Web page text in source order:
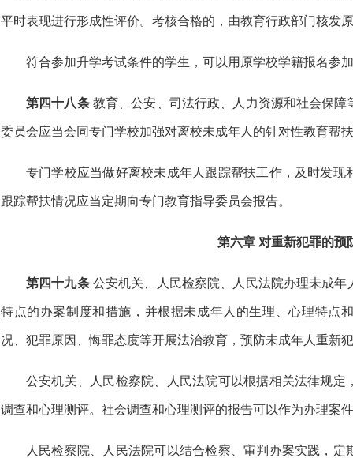
平时表现进行形成性评价。考核合格的，由教育行政部门核发
符合参加升学考试条件的学生，可以用原学校学籍报名参
第四十八条教育、公安、司法行政、人力资源和社会保
委员会应当会同专门学校加强对离校未成年人的针对性教育帮
专门学校应当做好离校未成年人跟踪帮扶工作，及时发
跟踪帮扶情况应当定期向专门教育指导委员会报告。
第六章 对重新犯罪的预
第四十九条公安机关、人民检察院、人民法院办理未成
特点的办案制度和措施，并根据未成年人的生理、心理特点
况、犯罪原因、悔罪态度等开展法治教育，预防未成年人重新
公安机关、人民检察院、人民法院可以根据相关法律规
调查和心理测评。社会调查和心理测评的报告可以作为办理案
人民检察院、人民法院可以结合检察、审判办案实践，